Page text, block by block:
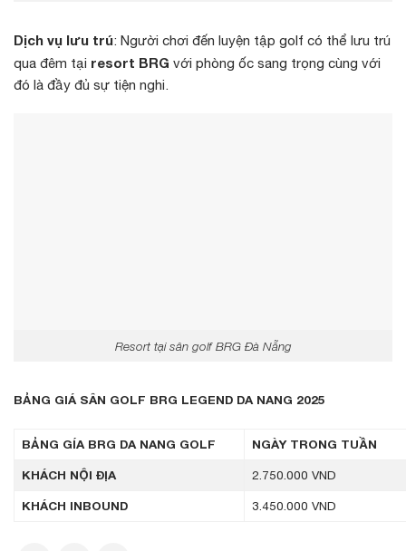
Dịch vụ lưu trú: Người chơi đến luyện tập golf có thể lưu trú
qua đêm tại resort BRG với phòng ốc sang trọng cùng với
đó là đầy đủ sự tiện nghi.
Resort tại sân golf BRG Đà Nẵng
BẢNG GIÁ SÂN GOLF BRG LEGEND DA NANG 2025
BẢNG GÍA BRG DA NANG GOLF NGÀY TRONG TUẦN
KHÁCH NỘI ĐỊA 2.750.000 VND
KHÁCH INBOUND 3.450.000 VND